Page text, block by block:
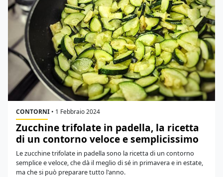
CONTORNI • 1 Febbraio 2024
Zucchine trifolate in padella, la ricetta
di un contorno veloce e semplicissimo
Le zucchine trifolate in padella sono la ricetta di un contorno
semplice e veloce, che dà il meglio di sé in primavera e in estate,
ma che si può preparare tutto l'anno.